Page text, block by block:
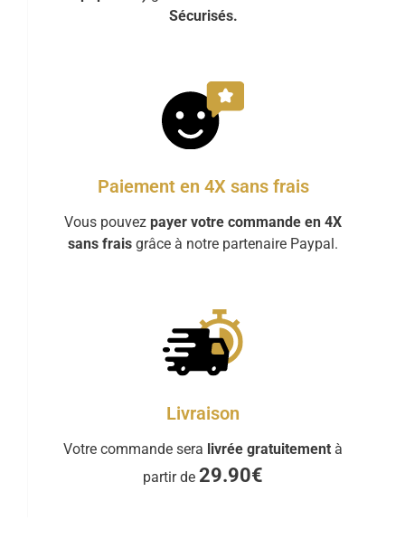
Sécurisés.
Paiement en 4X sans frais
Vous pouvez payer votre commande en 4X
sans frais grâce à notre partenaire Paypal.
Livraison
Votre commande sera livrée gratuitement à
partir de 29.90€